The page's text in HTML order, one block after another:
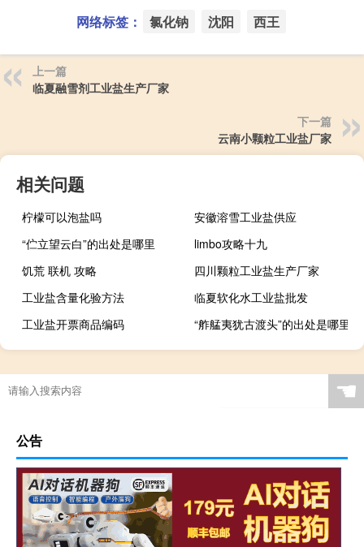
网络标签： 氯化钠 沈阳 西王
上一篇
临夏融雪剂工业盐生产厂家
下一篇
云南小颗粒工业盐厂家
相关问题
柠檬可以泡盐吗
安徽溶雪工业盐供应
“伫立望云白”的出处是哪里
limbo攻略十九
饥荒 联机 攻略
四川颗粒工业盐生产厂家
工业盐含量化验方法
临夏软化水工业盐批发
工业盐开票商品编码
“舴艋夷犹古渡头”的出处是哪里
☚
公告